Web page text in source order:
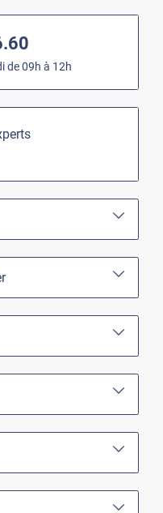
de 09h à 12h